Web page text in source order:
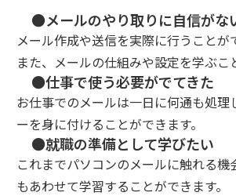
●メールのやり取りに自信がな
メール作成や送信を実際に行うことが
また、メールの仕組みや設定を学ぶ
●仕事で使う必要がでてきた
お仕事でのメールは一日に何通も処
ーを身に付けることができます。
●就職の準備として学びたい
これまでパソコンのメールに触れる
もあわせて学習することができます。